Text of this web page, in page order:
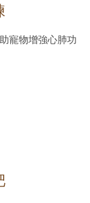
寵物增強心肺功